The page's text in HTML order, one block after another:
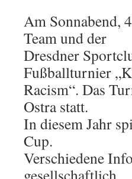
Am Sonnabend,
Team und der
Dresdner
Fußballturnier
Racism“. Das
Ostra statt.
In diesem Jahr
Cup.
Verschiedene
gesellschaftlich